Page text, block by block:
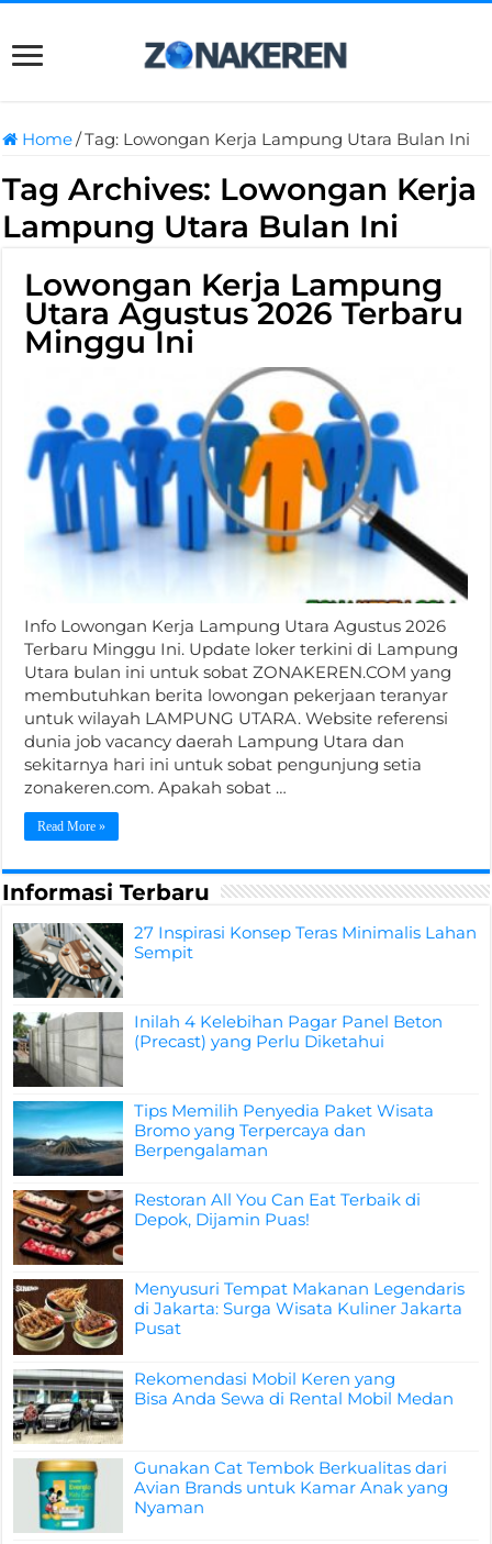
Home/Tag: Lowongan Kerja Lampung Utara Bulan Ini
Tag Archives: Lowongan Kerja
Lampung Utara Bulan Ini
Lowongan Kerja Lampung
Utara Agustus 2026 Terbaru
Minggu Ini
Info Lowongan Kerja Lampung Utara Agustus 2026
Terbaru Minggu Ini. Update loker terkini di Lampung
Utara bulan ini untuk sobat ZONAKEREN.COM yang
membutuhkan berita lowongan pekerjaan teranyar
untuk wilayah LAMPUNG UTARA. Website referensi
dunia job vacancy daerah Lampung Utara dan
sekitarnya hari ini untuk sobat pengunjung setia
zonakeren.com. Apakah sobat …
Read More »
Informasi Terbaru
27 Inspirasi Konsep Teras Minimalis Lahan
Sempit
Inilah 4 Kelebihan Pagar Panel Beton
(Precast) yang Perlu Diketahui
Tips Memilih Penyedia Paket Wisata
Bromo yang Terpercaya dan
Berpengalaman
Restoran All You Can Eat Terbaik di
Depok, Dijamin Puas!
Menyusuri Tempat Makanan Legendaris
di Jakarta: Surga Wisata Kuliner Jakarta
Pusat
Rekomendasi Mobil Keren yang
Bisa Anda Sewa di Rental Mobil Medan
Gunakan Cat Tembok Berkualitas dari
Avian Brands untuk Kamar Anak yang
Nyaman